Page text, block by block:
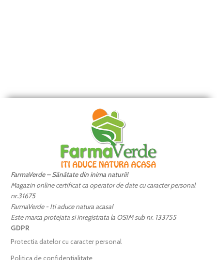
FarmaVerde – Sănătate din inima naturii!
Magazin online certificat ca operator de date cu caracter personal
nr.31675
FarmaVerde - Iti aduce natura acasa!
Este marca protejata si inregistrata la OSIM sub nr. 133755
GDPR
Protectia datelor cu caracter personal
Politica de confidentialitate